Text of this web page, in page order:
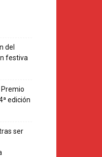
del
festiva
edición
ser